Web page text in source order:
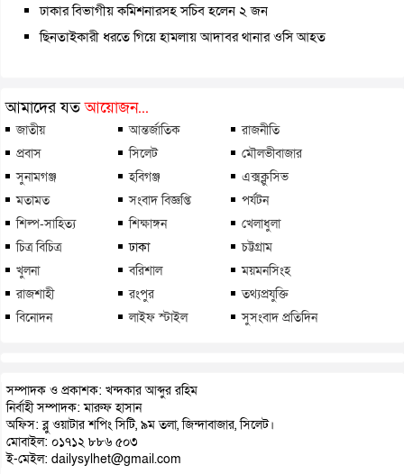
ঢাকার বিভাগীয় কমিশনারসহ সচিব হলেন ২ জন
ছিনতাইকারী ধরতে গিয়ে হামলায় আদাবর থানার ওসি আহত
আমাদের যতআয়োজন...
জাতীয় আন্তর্জাতিক
রাজনীতি
প্রবাস
সিলেট
মৌলভীবাজার
সুনামগঞ্জ
হবিগঞ্জ
এক্সক্লুসিভ
মতামত
সংবাদ বিজ্ঞপ্তি
পর্যটন
শিল্প-সাহিত্য
শিক্ষাঙ্গন
খেলাধুলা
চিত্র বিচিত্র
ঢাকা
চট্টগ্রাম
খুলনা
বরিশাল
ময়মনসিংহ
রাজশাহী
রংপুর
তথ্যপ্রযুক্তি
বিনোদন
লাইফ স্টাইল সুসংবাদ প্রতিদিন
সম্পাদক ও প্রকাশক: খন্দকার আব্দুর রহিম
নির্বাহী সম্পাদক: মারুফ হাসান
অফিস: ব্লু ওয়াটার শপিং সিটি, ৯ম তলা, জিন্দাবাজার, সিলেট।
মোবাইল: ০১৭১২ ৮৮৬ ৫০৩
ই-মেইল: dailysylhet@gmail.com